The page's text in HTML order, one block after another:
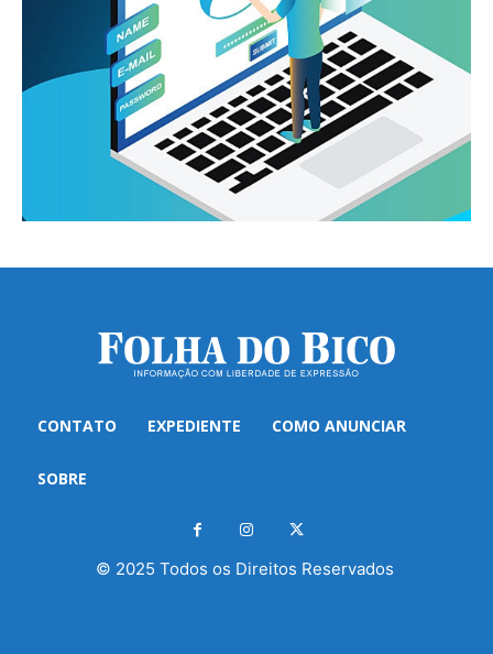
CONTATO EXPEDIENTE COMO ANUNCIAR
SOBRE
© 2025 Todos os Direitos Reservados